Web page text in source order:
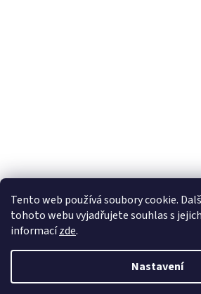
Tento web používá soubory cookie.
tohoto webu vyjadřujete souhlas s
informacízde.
Nastavení
🏝️ Dovolená: 🏝️ 27.7.2026 do
probíhat dovolená. Celá firma bude
Expedice objednávek z e-shopu
Děkujeme za pochopení.